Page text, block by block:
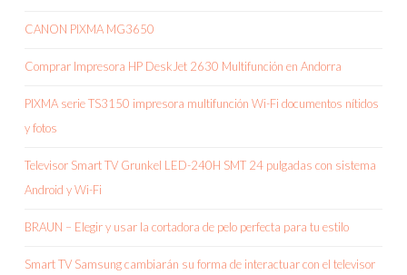
CANON PIXMA MG3650
Comprar Impresora HP DeskJet 2630 Multifunción en Andorra
PIXMA serie TS3150 impresora multifunción Wi-Fi documentos nítidos
y fotos
Televisor Smart TV Grunkel LED-240H SMT 24 pulgadas con sistema
Android y Wi-Fi
BRAUN – Elegir y usar la cortadora de pelo perfecta para tu estilo
Smart TV Samsung cambiarán su forma de interactuar con el televisor